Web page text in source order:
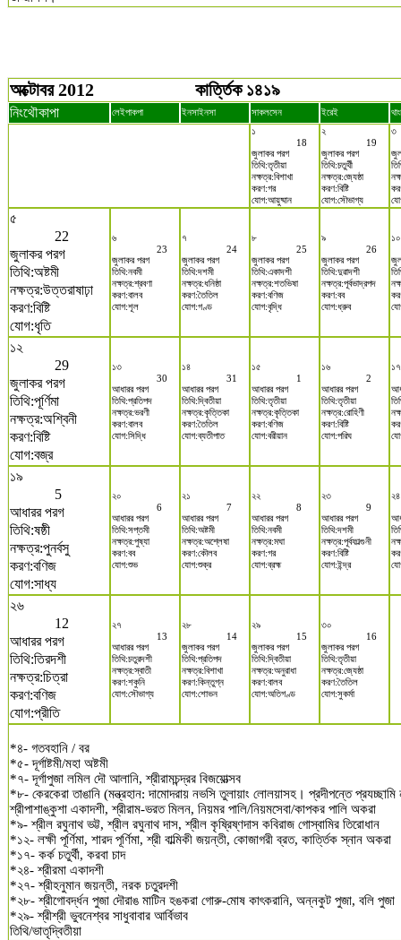
অক্টোবর 2012 কার্ত্তিক ১৪১৯
নিংথৌকাপা লেইপাকপা ইনসাইনসা সাকলসেন ইরেই
১
18
জুলাকর পরগ
তিথি:তৃতীয়া
নক্ষত্র:বিশাখা
করণ:গর
যোগ:আয়ুষ্মান
২
19
জুলাকর পরগ
তিথি:চতুর্থী
নক্ষত্র:জ্যেষ্ঠা
করণ:বিষ্টি
যোগ:সৌভাগ্য
৩
৫
22
জুলাকর পরগ
তিথি:অষ্টমী
নক্ষত্র:উত্তরাষাঢ়া
করণ:বিষ্টি
যোগ:ধৃতি
৬
23
জুলাকর পরগ
তিথি:নবমী
নক্ষত্র:শ্রবণা
করণ:বালব
যোগ:শূল
৭
24
জুলাকর পরগ
তিথি:দশমী
নক্ষত্র:ধনিষ্ঠা
করণ:তৈতিল
যোগ:গণ্ড
৮
25
জুলাকর পরগ
তিথি:একাদশী
নক্ষত্র:শতভিষা
করণ:বণিজ
যোগ:বৃদ্ধি
৯
26
জুলাকর পরগ
তিথি:দুৱাদশী
নক্ষত্র:পূর্বভাদ্রপদ
করণ:বব
যোগ:ধ্রুব
১০
১২
29
জুলাকর পরগ
তিথি:পূর্ণিমা
নক্ষত্র:অশ্বিনী
করণ:বিষ্টি
যোগ:বজ্র
১৩
30
আধারর পরগ
তিথি:প্রতিপদ
নক্ষত্র:ভরণী
করণ:বালব
যোগ:সিদ্ধি
১৪
31
আধারর পরগ
তিথি:দ্বিতীয়া
নক্ষত্র:কৃত্তিকা
করণ:তৈতিল
যোগ:ব্যতীপাত
১৫
1
আধারর পরগ
তিথি:তৃতীয়া
নক্ষত্র:কৃত্তিকা
করণ:বণিজ
যোগ:বরীয়ান
১৬
2
আধারর পরগ
তিথি:তৃতীয়া
নক্ষত্র:রোহিণী
করণ:বিষ্টি
যোগ:পরিঘ
১৭
১৯
5
আধারর পরগ
তিথি:ষষ্ঠী
নক্ষত্র:পুনর্বসু
করণ:বণিজ
যোগ:সাধ্য
২০
6
আধারর পরগ
তিথি:সপ্তমী
নক্ষত্র:পুষ্যা
করণ:বব
যোগ:শুভ
২১
7
আধারর পরগ
তিথি:অষ্টমী
নক্ষত্র:অশ্লেষা
করণ:কৌলব
যোগ:শুক্র
২২
8
আধারর পরগ
তিথি:নবমী
নক্ষত্র:মঘা
করণ:গর
যোগ:ব্রহ্ম
২৩
9
আধারর পরগ
তিথি:দশমী
নক্ষত্র:পূর্বফাল্গুনী
করণ:বিষ্টি
যোগ:ইন্দ্র
২৪
২৬
12
আধারর পরগ
তিথি:তিরদশী
নক্ষত্র:চিত্রা
করণ:বণিজ
যোগ:প্রীতি
২৭
13
আধারর পরগ
তিথি:চতুরদশী
নক্ষত্র:স্বাতী
করণ:শকুনি
যোগ:সৌভাগ্য
২৮
14
জুলাকর পরগ
তিথি:প্রতিপদ
নক্ষত্র:বিশাখা
করণ:কিন্তুগ্ন
যোগ:শোভন
২৯
15
জুলাকর পরগ
তিথি:দ্বিতীয়া
নক্ষত্র:অনুরাধা
করণ:বালব
যোগ:অতিগণ্ড
৩০
16
জুলাকর পরগ
তিথি:তৃতীয়া
নক্ষত্র:জ্যেষ্ঠা
করণ:তৈতিল
যোগ:সুকর্মা
*৪- গতবহানি / বর
*৫- দূর্গাষ্টমী/মহা অষ্টমী
*৭- দূর্গাপুজা লমিল দৌ আলানি, শ্রীরামচন্দ্রর বিজয়োত্সব
*৮- কেরকেরা তাঙানি (মন্ত্রহান: দামোদরায় নভসি তুলায়াং লোলয়াসহ। প্রদীপন্তে
শ্রীপাশাঙ্কুশা একাদশী, শ্রীরাম-ভরত মিলন, নিয়মর পালি/নিয়মসেবা/কাপকর পালি অকরা
*৯- শ্রীল রঘুনাথ ভট্ট, শ্রীল রঘুনাথ দাস, শ্রীল কৃষ্রিষ্ণদাস কবিরাজ গোস্বামির তিরোধান
*১২- লক্ষী পূর্ণিমা, শারদ পূর্ণিমা, শ্রী বাল্মিকী জয়ন্তী, কোজাগরী ব্রত, কার্ত্তিক স্নান অকরা
*১৭- কর্ক চতুর্থী, করবা চাদ
*২৪- শ্রীরমা একাদশী
*২৭- শ্রীহনুমান জয়ন্তী, নরক চতুরদশী
*২৮- শ্রীগোবর্দ্ধন পুজা দৌরাঙ মাটিন হঙকরা গোরু-মোষ কাৎকরানি, অন্নকুট পুজা, বলি পুজা
*২৯- শ্রীশ্রী ভুবনেশ্বর সাধুবাবার আর্বিভাব
তিথি/ভাতৃদ্বিতীয়া